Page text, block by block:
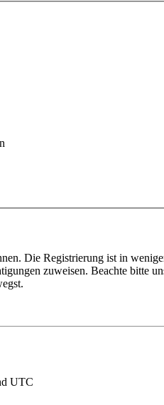
Die Registrierung ist in
zuweisen. Beachte bitte
UTC